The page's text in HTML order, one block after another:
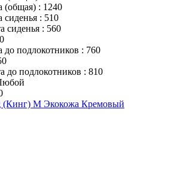
(общая) : 1240
сиденья : 510
сиденья : 560
подлокотников : 760
до подлокотников : 810
(Кинг) M Экокожа Кремовый